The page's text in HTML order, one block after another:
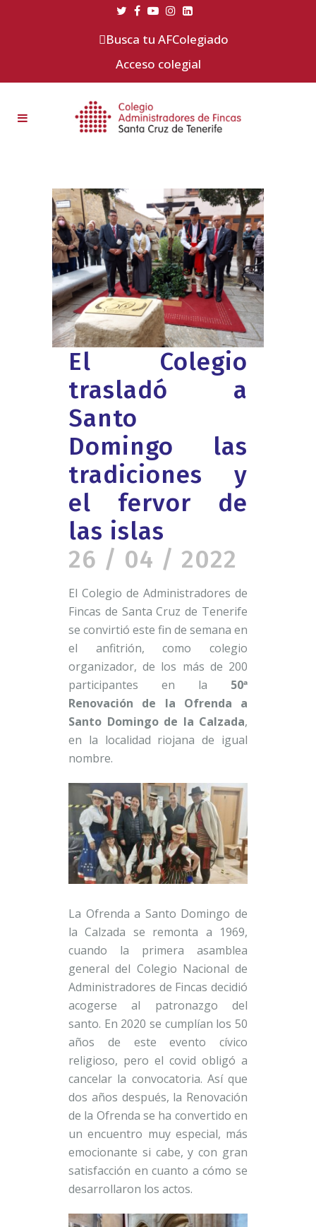
Busca tu AFColegiado
Acceso colegial
26 / 04 / 2022
El Colegio
trasladó a
Santo
Domingo las
tradiciones y
el fervor de
las islas
El Colegio de Administradores de
Fincas de Santa Cruz de Tenerife
se convirtió este fin de semana en
el anfitrión, como colegio
organizador, de los más de 200
participantes en la 50ª
Renovación de la Ofrenda a
Santo Domingo de la Calzada,
en la localidad riojana de igual
nombre.
La Ofrenda a Santo Domingo de
la Calzada se remonta a 1969,
cuando la primera asamblea
general del Colegio Nacional de
Administradores de Fincas decidió
acogerse al patronazgo del
santo. En 2020 se cumplían los 50
años de este evento cívico
religioso, pero el covid obligó a
cancelar la convocatoria. Así que
dos años después, la Renovación
de la Ofrenda se ha convertido en
un encuentro muy especial, más
emocionante si cabe, y con gran
satisfacción en cuanto a cómo se
desarrollaron los actos.